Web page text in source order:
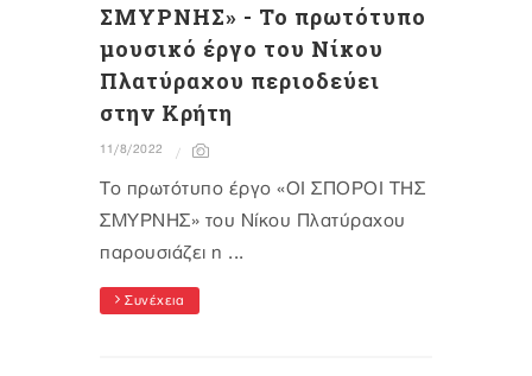
ΣΜΥΡΝΗΣ» - To πρωτότυπο
μουσικό έργο του Νίκου
Πλατύραχου περιοδεύει
στην Κρήτη
11/8/2022
Το πρωτότυπο έργο «ΟΙ ΣΠΟΡΟΙ ΤΗΣ
ΣΜΥΡΝΗΣ» του Νίκου Πλατύραχου
παρουσιάζει η ...
Συνέχεια